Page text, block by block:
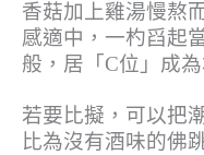
香菇加上雞湯慢熬
感適中，一杓舀起
般，居「C位」成
若要比擬，可以把
比為沒有酒味的佛